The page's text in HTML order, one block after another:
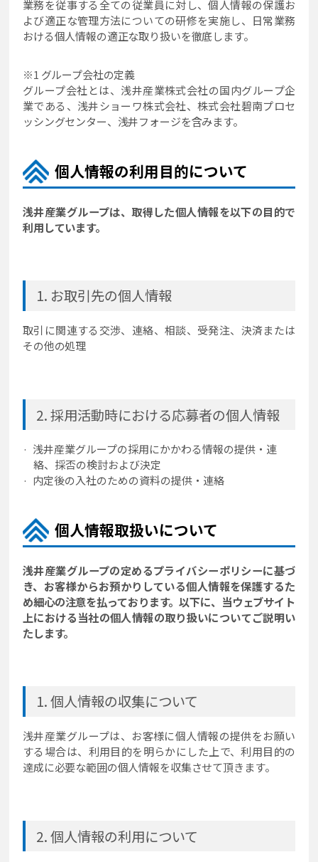
業務を従事する全ての従業員に対し、個人情報の保護お
よび適正な管理方法についての研修を実施し、日常業務
おける個人情報の適正な取り扱いを徹底します。
※1 グループ会社の定義
グループ会社とは、浅井産業株式会社の国内グループ企
業である、浅井ショーワ株式会社、株式会社碧南プロセ
ッシングセンター、浅井フォージを含みます。
個人情報の利用目的について
浅井産業グループは、取得した個人情報を以下の目的で
利用しています。
お取引先の個人情報
取引に関連する交渉、連絡、相談、受発注、決済または
その他の処理
採用活動時における応募者の個人情報
浅井産業グループの採用にかかわる情報の提供・連
絡、採否の検討および決定
内定後の入社のための資料の提供・連絡
個人情報取扱いについて
浅井産業グループの定めるプライバシーポリシーに基づ
き、お客様からお預かりしている個人情報を保護するた
め細心の注意を払っております。以下に、当ウェブサイト
上における当社の個人情報の取り扱いについてご説明い
たします。
個人情報の収集について
浅井産業グループは、お客様に個人情報の提供をお願い
する場合は、利用目的を明らかにした上で、利用目的の
達成に必要な範囲の個人情報を収集させて頂きます。
個人情報の利用について